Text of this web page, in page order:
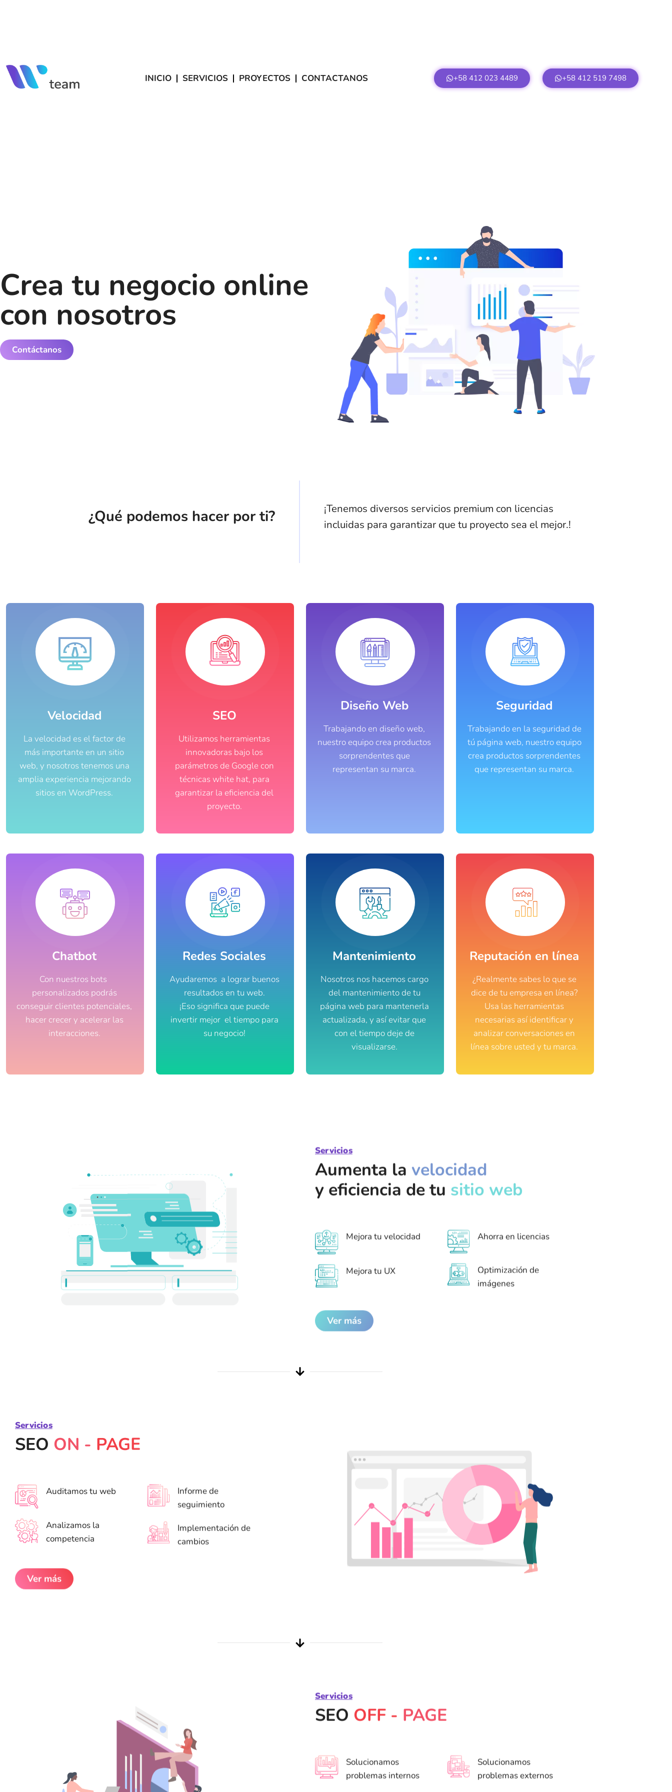
INICIO SERVICIOS PROYECTOS CONTACTANOS +58 412 023 4489 +58 412 519 7498
Crea tu negocio online
con nosotros
Contáctanos
¿Qué podemos hacer por ti?
¡Tenemos diversos servicios premium con licencias
incluidas para garantizar que tu proyecto sea el mejor.!
Velocidad
La velocidad es el factor de
más importante en un sitio
web, y nosotros tenemos una
amplia experiencia mejorando
sitios en WordPress.​
SEO
Utilizamos herramientas
innovadoras bajo los
parámetros de Google con
técnicas white hat, para
garantizar la eficiencia del
proyecto.​
Diseño Web
Trabajando en diseño web,
nuestro equipo crea productos
sorprendentes que
representan su marca.​
Seguridad
Trabajando en la seguridad de
tú página web, nuestro equipo
crea productos sorprendentes
que representan su marca.​
Chatbot
Con nuestros bots
personalizados podrás
conseguir clientes potenciales,
hacer crecer y acelerar las
interacciones.
Redes Sociales
Ayudaremos a lograr buenos
resultados en tu web.
¡Eso significa que puede
invertir mejor el tiempo para
su negocio!
Mantenimiento
Nosotros nos hacemos cargo
del mantenimiento de tu
página web para mantenerla
actualizada, y así evitar que
con el tiempo deje de
visualizarse.
Reputación en línea
¿Realmente sabes lo que se
dice de tu empresa en línea?
Usa las herramientas
necesarias así identificar y
analizar conversaciones en
línea sobre usted y tu marca.
Servicios
Aumenta la velocidad
y eficiencia de tu sitio web
Mejora tu velocidad
Mejora tu UX
Ahorra en licencias
Optimización de
imágenes
Ver más
Servicios
SEO ON - PAGE
Auditamos tu web
Analizamos la
competencia
Informe de
seguimiento
Implementación de
cambios
Ver más
Servicios
SEO OFF - PAGE
Solucionamos
problemas internos
Solucionamos
problemas externos